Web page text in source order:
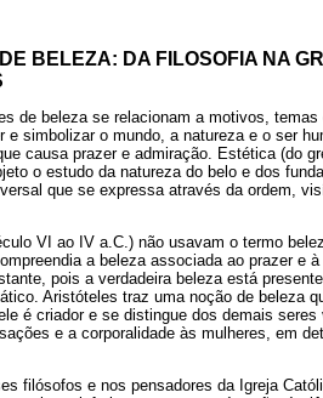
BELEZA: DA FILOSOFIA NA
de beleza se relacionam a motivos,
e simbolizar o mundo, a natureza e o ser
causa prazer e admiração. Estética (do
o estudo da natureza do belo e dos
que se expressa através da ordem,
VI ao IV a.C.) não usavam o termo
a beleza associada ao prazer e
pois a verdadeira beleza está
Aristóteles traz uma noção de beleza
é criador e se distingue dos demais
e a corporalidade às mulheres, em
filósofos e nos pensadores da Igreja